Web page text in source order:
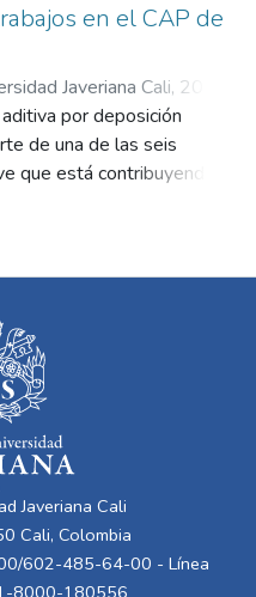
en el CAP de
Javeriana Cali, 2021
Andrea;Segura
Alejandro; Figueroa
;Contreras Pérez, Juan David
por deposición
de una de las seis
que está contribuyendo al
fabricación avanzada, que
en las que puede ser
Universidad Javeriana
Centro de Automatización
ofrece como valor
de impresión 3D a la
permite desarrollar un
de los proyectos tanto
de profesores. No
existen algunos
planeación de pedidos
Javeriana Cali
Cali, Colombia
602-485-64-00 - Línea